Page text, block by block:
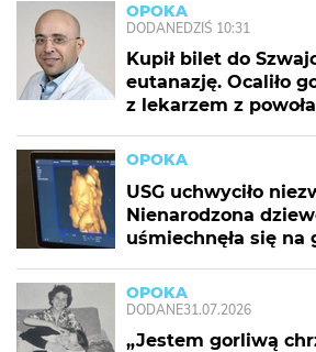
OPOKA
DODANEDZIŚ 10:31
Kupił bilet do
eutanazję. Ocaliło
z lekarzem z
OPOKA
USG uchwyciło
Nienarodzona
uśmiechnęła się na
OPOKA
DODANE31.07.2026
„Jestem gorliwą